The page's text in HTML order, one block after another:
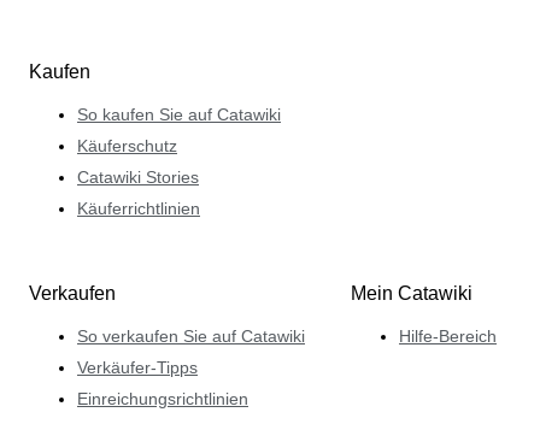
Kaufen
So kaufen Sie auf Catawiki
Käuferschutz
Catawiki Stories
Käuferrichtlinien
Verkaufen
So verkaufen Sie auf Catawiki
Verkäufer-Tipps
Einreichungsrichtlinien
Mein Catawiki
Hilfe-Bereich